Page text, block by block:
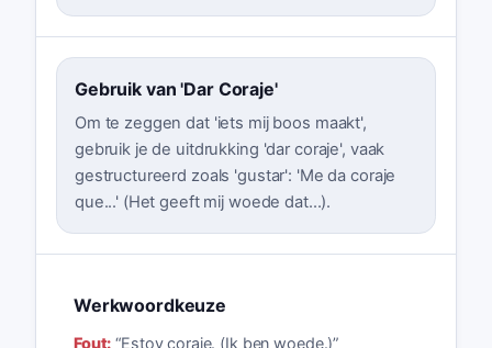
Gebruik van 'Dar Coraje'
Om te zeggen dat 'iets mij boos maakt',
gebruik je de uitdrukking 'dar coraje', vaak
gestructureerd zoals 'gustar': 'Me da coraje
que...' (Het geeft mij woede dat...).
Werkwoordkeuze
Fout: “Estoy coraje. (Ik ben woede.)”